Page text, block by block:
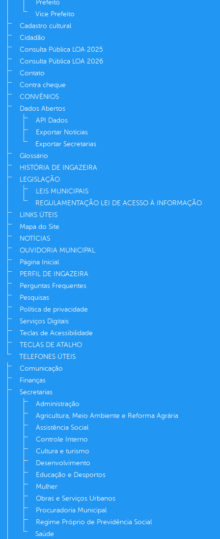
Prefeito
Vice Prefeito
Cadastro cultural
Cidadão
Consulta Pública LOA 2025
Consulta Pública LOA 2026
Contato
Contra cheque
CONVÊNIOS
Dados Abertos
API Dados
Exportar Notícias
Exportar Secretarias
Glossário
HISTÓRIA DE INGAZEIRA
LEGISLAÇÃO
LEIS MUNICIPAIS
REGULAMENTAÇÃO LEI DE ACESSO À INFORMAÇÃO
LINKS ÚTEIS
Mapa do Site
NOTÍCIAS
OUVIDORIA MUNICIPAL
Página Inicial
PERFIL DE INGAZEIRA
Perguntas Frequentes
Pesquisas
Política de privacidade
Serviços Digitais
Teclas de Acessibilidade
TECLAS DE ATALHO
TELEFONES ÚTEIS
Comunicação
Finanças
Secretarias
Administração
Agricultura, Meio Ambiente e Reforma Agrária
Assistência Social
Controle Interno
Cultura e turismo
Desenvolvimento
Educação e Desportos
Mulher
Obras e Serviços Urbanos
Procuradoria Municipal
Regime Próprio de Previdência Social
Saúde